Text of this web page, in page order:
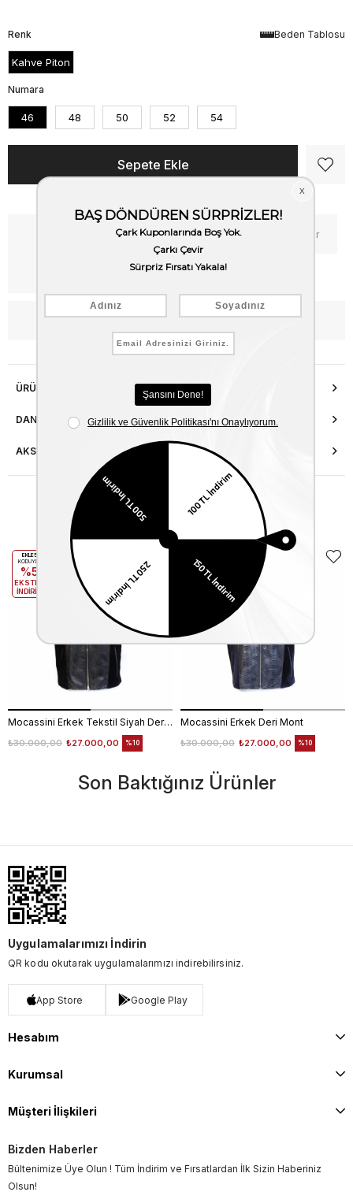
Beden Tablosu
Renk
Kahve Piton
Numara
46 48 50 52 54
Fiyat Düşünce Haber Ver
Kargo Bedava
WhatsApp’tan Bilgi Al
ÜRÜN ÖZELLIKLERI
DANIŞMA HATTI
AKSESUAR ONARIMI
Benzer Ürünler
Mocassini Erkek Tekstil Siyah Deri Mont
₺27.000,00
₺30.000,00 %10
EKLE5
KODUYLA
%5
EKSTRA
İNDİRİM
Mocassini Erkek Deri Mont
₺27.000,00
₺30.000,00 %10
KODUYLA
%5
EKSTRA
Son Baktığınız Ürünler
Uygulamalarımızı İndirin
QR kodu okutarak uygulamalarımızı indirebilirsiniz.
App Store Google Play
Hesabım
Kurumsal
Müşteri İlişkileri
Bizden Haberler
Bültenimize Üye Olun ! Tüm İndirim ve Fırsatlardan İlk Sizin Haberiniz
Olsun!